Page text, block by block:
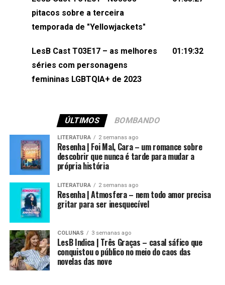
(⁠⁠⁠⁠@brunarfentanes⁠⁠⁠⁠) e Pollyelly FlorêncioEdição de
Naiady Machado
pitacos sobre a terceira
temporada de "Yellowjackets"
LesB Cast T03E17 – as melhores
séries com personagens
femininas LGBTQIA+ de 2023
01:19:32
ÚLTIMOS BOMBANDO
LITERATURA 2 semanas ago
Resenha | Foi Mal, Cara – um romance sobre
descobrir que nunca é tarde para mudar a
própria história
LITERATURA 2 semanas ago
Resenha | Atmosfera – nem todo amor precisa
gritar para ser inesquecível
COLUNAS 3 semanas ago
LesB Indica | Três Graças – casal sáfico que
conquistou o público no meio do caos das
novelas das nove